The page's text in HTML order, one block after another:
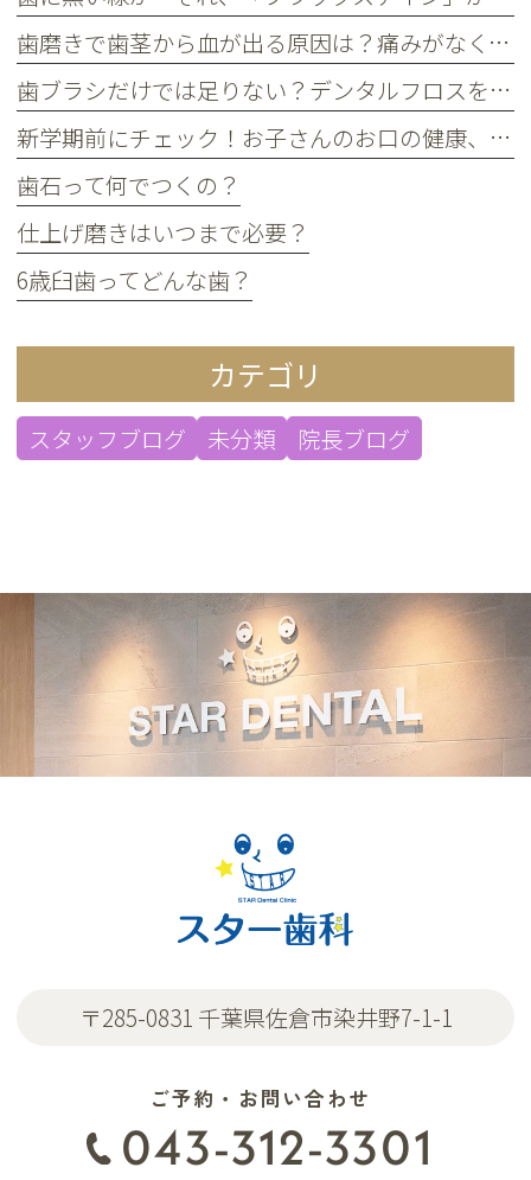
歯磨きで歯茎から血が出る原因は？痛みがなくても受診すべき判断基準
歯ブラシだけでは足りない？デンタルフロスを使うメリット
新学期前にチェック！お子さんのお口の健康、大丈夫？
歯石って何でつくの？
仕上げ磨きはいつまで必要？
6歳臼歯ってどんな歯？
カテゴリ
スタッフブログ 未分類 院長ブログ
〒285-0831 千葉県佐倉市染井野7-1-1
ご予約・お問い合わせ
043-312-3301